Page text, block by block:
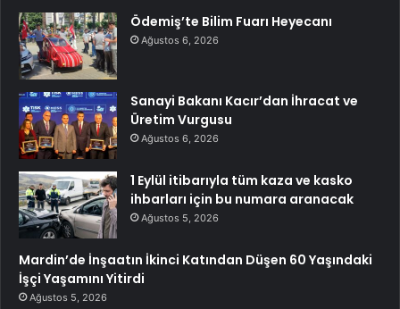
Ödemiş’te Bilim Fuarı Heyecanı
Ağustos 6, 2026
Sanayi Bakanı Kacır’dan İhracat ve
Üretim Vurgusu
Ağustos 6, 2026
1 Eylül itibarıyla tüm kaza ve kasko
ihbarları için bu numara aranacak
Ağustos 5, 2026
Mardin’de İnşaatın İkinci Katından Düşen 60 Yaşındaki
İşçi Yaşamını Yitirdi
Ağustos 5, 2026